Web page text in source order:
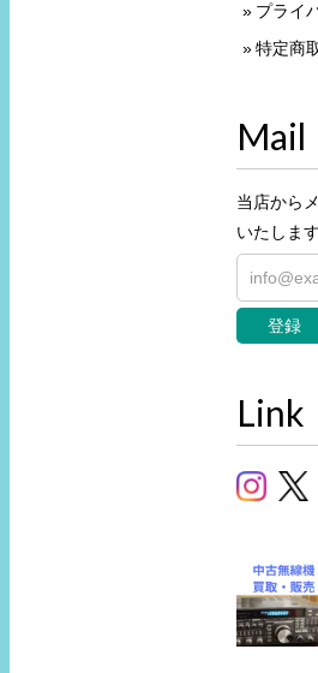
プライ
特定商
Mail
当店から
いたします
登録
Link